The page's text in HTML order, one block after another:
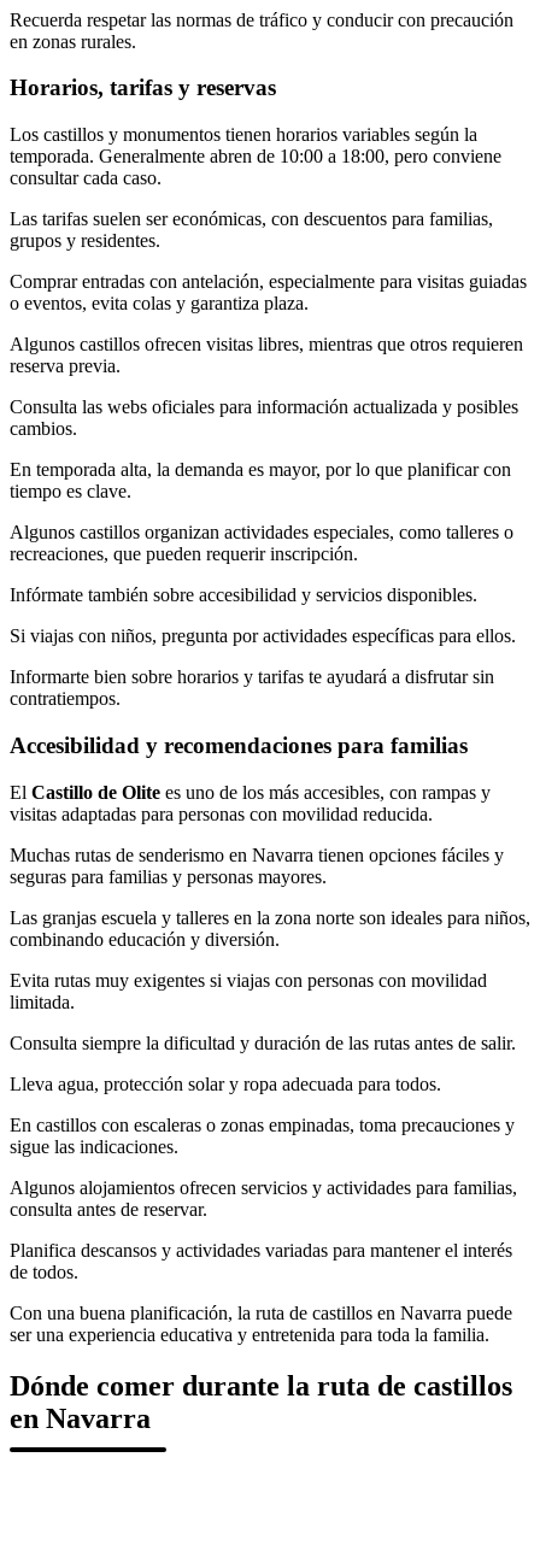
Recuerda respetar las normas de tráfico y conducir con precaución
en zonas rurales.
Horarios, tarifas y reservas
Los castillos y monumentos tienen horarios variables según la
temporada. Generalmente abren de 10:00 a 18:00, pero conviene
consultar cada caso.
Las tarifas suelen ser económicas, con descuentos para familias,
grupos y residentes.
Comprar entradas con antelación, especialmente para visitas guiadas
o eventos, evita colas y garantiza plaza.
Algunos castillos ofrecen visitas libres, mientras que otros requieren
reserva previa.
Consulta las webs oficiales para información actualizada y posibles
cambios.
En temporada alta, la demanda es mayor, por lo que planificar con
tiempo es clave.
Algunos castillos organizan actividades especiales, como talleres o
recreaciones, que pueden requerir inscripción.
Infórmate también sobre accesibilidad y servicios disponibles.
Si viajas con niños, pregunta por actividades específicas para ellos.
Informarte bien sobre horarios y tarifas te ayudará a disfrutar sin
contratiempos.
Accesibilidad y recomendaciones para familias
El Castillo de Olite es uno de los más accesibles, con rampas y
visitas adaptadas para personas con movilidad reducida.
Muchas rutas de senderismo en Navarra tienen opciones fáciles y
seguras para familias y personas mayores.
Las granjas escuela y talleres en la zona norte son ideales para niños,
combinando educación y diversión.
Evita rutas muy exigentes si viajas con personas con movilidad
limitada.
Consulta siempre la dificultad y duración de las rutas antes de salir.
Lleva agua, protección solar y ropa adecuada para todos.
En castillos con escaleras o zonas empinadas, toma precauciones y
sigue las indicaciones.
Algunos alojamientos ofrecen servicios y actividades para familias,
consulta antes de reservar.
Planifica descansos y actividades variadas para mantener el interés
de todos.
Con una buena planificación, la ruta de castillos en Navarra puede
ser una experiencia educativa y entretenida para toda la familia.
Dónde comer durante la ruta de castillos
en Navarra